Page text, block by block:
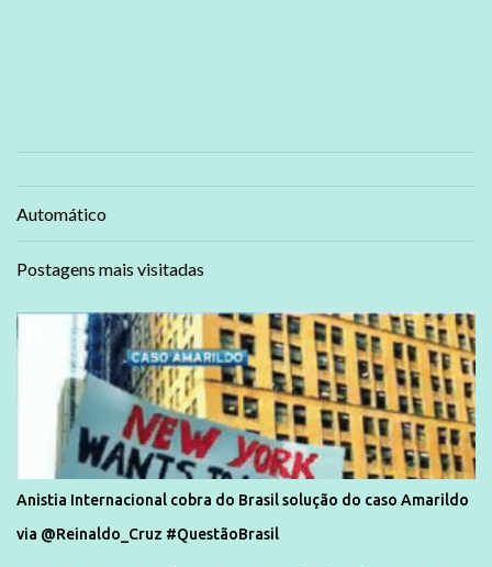
Automático
Postagens mais visitadas
Anistia Internacional cobra do Brasil solução do caso Amarildo
via @Reinaldo_Cruz #QuestãoBrasil